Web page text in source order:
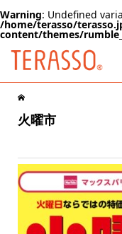
Warning: Undefined
/home/terasso/
content/themes/
火曜市